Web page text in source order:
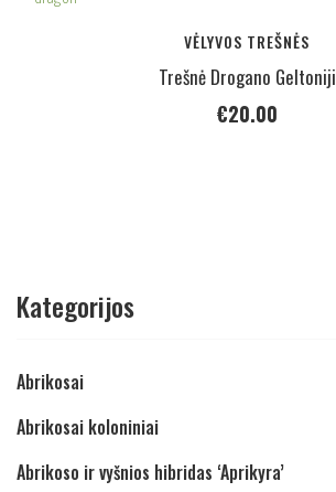
VĖLYVOS TREŠNĖS
Trešnė Drogano Geltoniji
€20.00
Kategorijos
Abrikosai
Abrikosai koloniniai
Abrikoso ir vyšnios hibridas ‘Aprikyra’